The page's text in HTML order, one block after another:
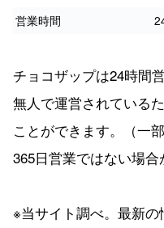
営業時間
チョコザップは24時間
無人で運営されている
ことができます。（一
365日営業ではない場合
※当サイト調べ。最新の